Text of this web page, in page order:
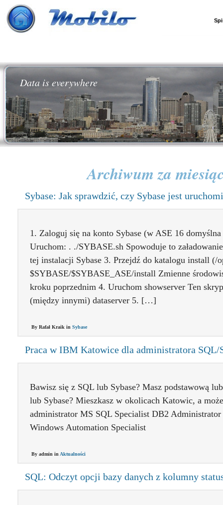
Data is everywhere
Archiwum za
Sybase: Jak sprawdzić, czy Sybase jest
1. Zaloguj się na konto Sybase (w ASE 16
Uruchom: . ./SYBASE.sh Spowoduje to
tej instalacji Sybase 3. Przejdź do katalogu install (/
$SYBASE/$SYBASE_ASE/install Zmienne
kroku poprzednim 4. Uruchom showserver Ten
(między innymi) dataserver 5. […]
By Rafał Kraik in Sybase
Praca w IBM Katowice dla administratora SQL/
Bawisz się z SQL lub Sybase? Masz podstawową
lub Sybase? Mieszkasz w okolicach Katowic, a
administrator MS SQL Specialist DB2 Administrator
Windows Automation Specialist
By admin in Aktualności
SQL: Odczyt opcji bazy danych z kolumny